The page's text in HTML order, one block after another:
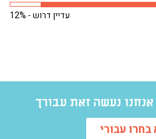
עדיין דרוש - 12%
נעשה זאת עבורך
בחרו עבורי